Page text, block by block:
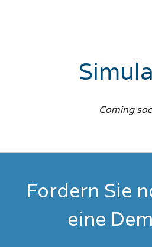
Coming
Fordern Sie
eine